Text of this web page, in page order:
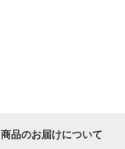
商品のお届けについて